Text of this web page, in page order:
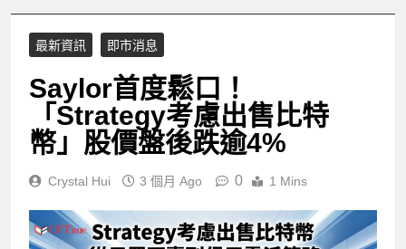
最新資訊 即市消息
Saylor首度鬆口！
「Strategy考慮出售比特
幣」股價盤後跌逾4%
Crystal Hui 3 個月 Ago 0 1 Mins